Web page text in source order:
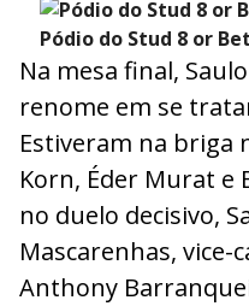
Pódio do Stud 8 or
Na mesa final,
renome em se
Estiveram na briga
Korn, Éder Murat e
no duelo decisivo,
Mascarenhas, vice-
Anthony